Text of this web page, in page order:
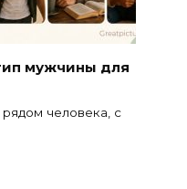
мужчины для
человека, с